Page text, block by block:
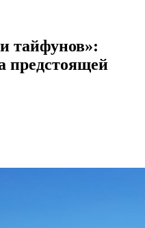
тайфунов»:
предстоящей